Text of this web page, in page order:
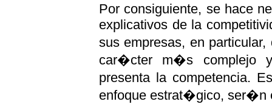
Por consiguiente, se hace
explicativos de la
sus empresas, en
car�cter m�s complejo
presenta la competencia.
enfoque estrat�gico, ser�n